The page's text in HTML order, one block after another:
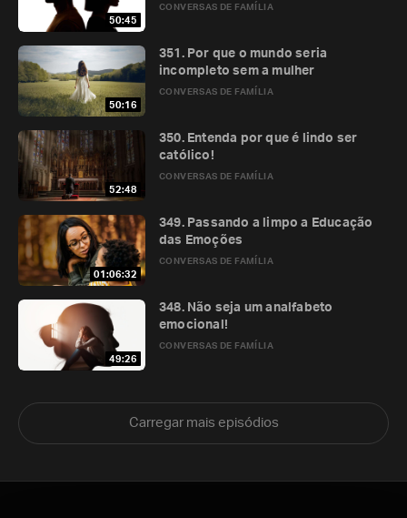
50:45
CONVERSAS DE FAMÍLIA
50:16
CONVERSAS DE FAMÍLIA
351. Por que o mundo seria
incompleto sem a mulher
52:48
CONVERSAS DE FAMÍLIA
350. Entenda por que é lindo ser
católico!
01:06:32
CONVERSAS DE FAMÍLIA
349. Passando a limpo a Educação
das Emoções
49:26
CONVERSAS DE FAMÍLIA
348. Não seja um analfabeto
emocional!
Carregar mais episódios